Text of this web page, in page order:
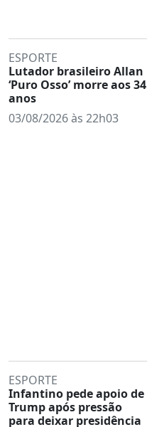
ESPORTE
Lutador brasileiro Allan
‘Puro Osso’ morre aos 34
anos
03/08/2026 às 22h03
ESPORTE
Infantino pede apoio de
Trump após pressão
para deixar presidência